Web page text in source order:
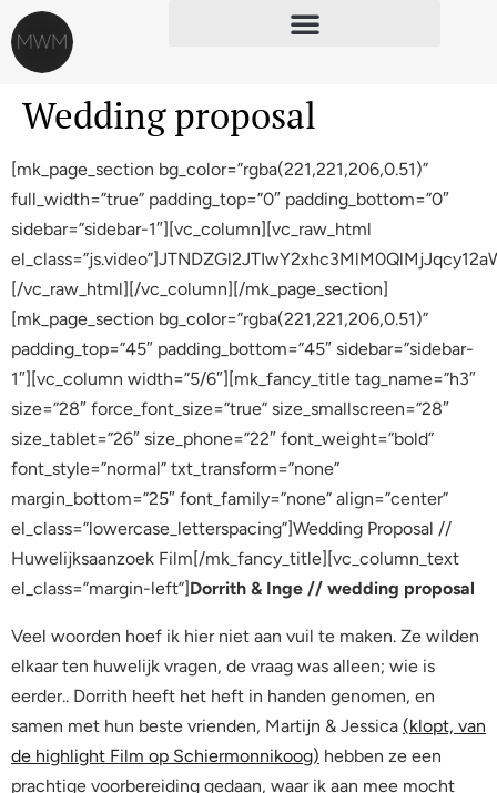
Wedding proposal
[mk_page_section bg_color=”rgba(221,221,206,0.51)”
full_width=”true” padding_top=”0″ padding_bottom=”0″
sidebar=”sidebar-1″][vc_column][vc_raw_html
[/vc_raw_html][/vc_column][/mk_page_section]
[mk_page_section bg_color=”rgba(221,221,206,0.51)”
padding_top=”45″ padding_bottom=”45″ sidebar=”sidebar-
1″][vc_column width=”5/6″][mk_fancy_title tag_name=”h3″
size=”28″ force_font_size=”true” size_smallscreen=”28″
size_tablet=”26″ size_phone=”22″ font_weight=”bold”
font_style=”normal” txt_transform=”none”
margin_bottom=”25″ font_family=”none” align=”center”
el_class=”lowercase_letterspacing”]Wedding Proposal //
Huwelijksaanzoek Film[/mk_fancy_title][vc_column_text
el_class=”margin-left”]Dorrith & Inge // wedding proposal
Veel woorden hoef ik hier niet aan vuil te maken. Ze wilden
elkaar ten huwelijk vragen, de vraag was alleen; wie is
eerder.. Dorrith heeft het heft in handen genomen, en
samen met hun beste vrienden, Martijn & Jessica (klopt, van
de highlight Film op Schiermonnikoog) hebben ze een
prachtige voorbereiding gedaan, waar ik aan mee mocht